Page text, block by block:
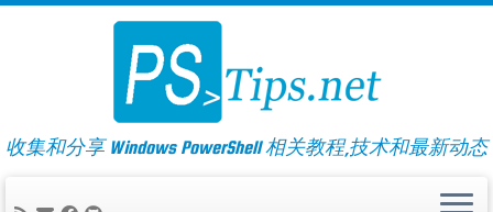
Skip
收集和分享 Windows PowerShell 相关教程,技术和最新动态